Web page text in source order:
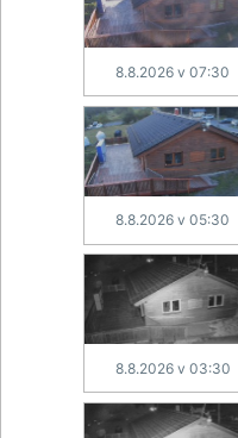
8.8.2026 v 07:30
8.8.2026 v 05:30
8.8.2026 v 03:30